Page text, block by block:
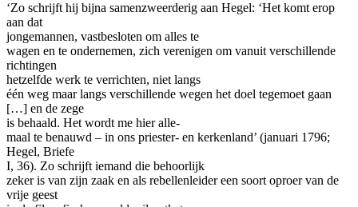
‘Zo schrijft hij bijna samenzweerderig aan Hegel: ‘Het komt erop
aan dat
jongemannen, vastbesloten om alles te
wagen en te ondernemen, zich verenigen om vanuit verschillende
richtingen
hetzelfde werk te verrichten, niet langs
één weg maar langs verschillende wegen het doel tegemoet gaan
[…] en de zege
is behaald. Het wordt me hier alle-
maal te benauwd – in ons priester- en kerkenland’ (januari 1796;
Hegel, Briefe
I, 36). Zo schrijft iemand die behoorlijk
zeker is van zijn zaak en als rebellenleider een soort oproer van de
vrije geest